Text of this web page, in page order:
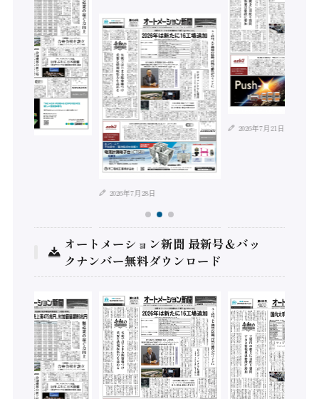
2026年7月28日
2026年7月21日
オートメーション新聞 最新号＆バッ
クナンバー無料ダウンロード